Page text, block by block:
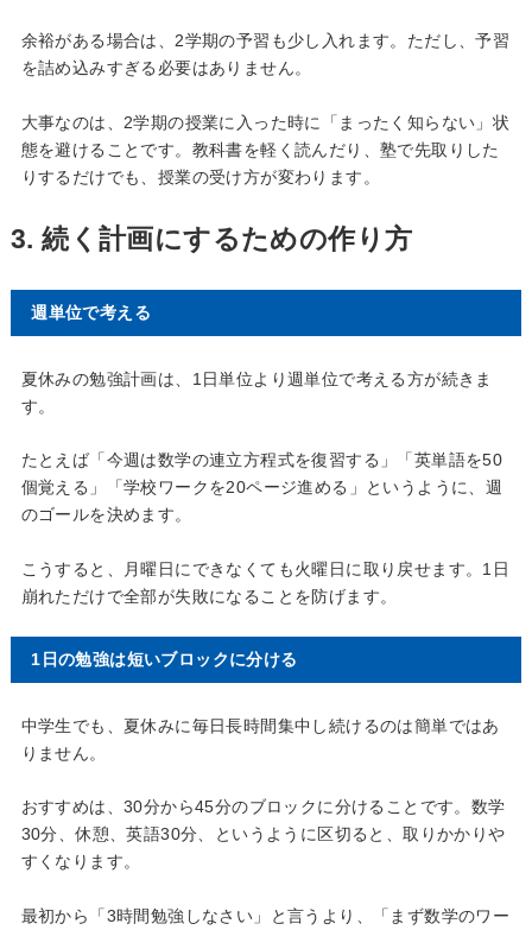
余裕がある場合は、2学期の予習も少し入れます。ただし、予習
を詰め込みすぎる必要はありません。
大事なのは、2学期の授業に入った時に「まったく知らない」状
態を避けることです。教科書を軽く読んだり、塾で先取りした
りするだけでも、授業の受け方が変わります。
3. 続く計画にするための作り方
週単位で考える
夏休みの勉強計画は、1日単位より週単位で考える方が続きま
す。
たとえば「今週は数学の連立方程式を復習する」「英単語を50
個覚える」「学校ワークを20ページ進める」というように、週
のゴールを決めます。
こうすると、月曜日にできなくても火曜日に取り戻せます。1日
崩れただけで全部が失敗になることを防げます。
1日の勉強は短いブロックに分ける
中学生でも、夏休みに毎日長時間集中し続けるのは簡単ではあ
りません。
おすすめは、30分から45分のブロックに分けることです。数学
30分、休憩、英語30分、というように区切ると、取りかかりや
すくなります。
最初から「3時間勉強しなさい」と言うより、「まず数学のワー